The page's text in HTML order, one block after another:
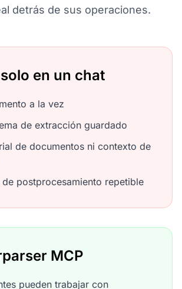
detrás de sus operaciones.
en un chat
a la vez
de extracción guardado
de documentos ni contexto de
de postprocesamiento repetible
MCP
pueden trabajar con